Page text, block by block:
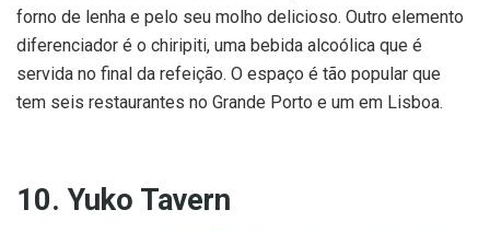
forno de lenha e pelo seu molho delicioso. Outro elemento
diferenciador é o chiripiti, uma bebida alcoólica que é
servida no final da refeição. O espaço é tão popular que
tem seis restaurantes no Grande Porto e um em Lisboa.
10. Yuko Tavern